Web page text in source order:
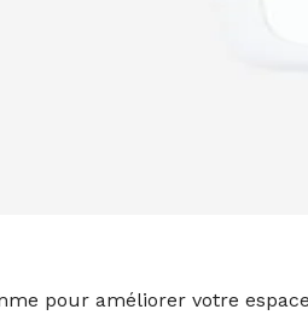
pour améliorer votre